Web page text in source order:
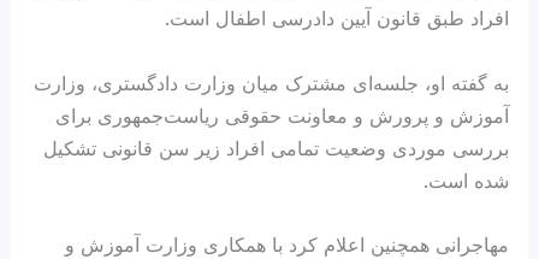
افراد طبق قانون آیین دادرسی اطفال است.
به گفته او، جلسه‌ای مشترک میان وزارت دادگستری، وزارت
آموزش و پرورش و معاونت حقوقی ریاست‌جمهوری برای
بررسی موردی وضعیت تمامی افراد زیر سن قانونی تشکیل
شده است.
مهاجرانی همچنین اعلام کرد با همکاری وزارت آموزش و